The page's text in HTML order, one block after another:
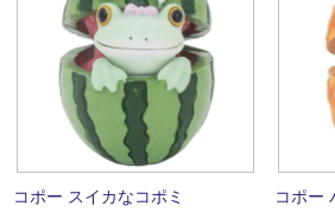
コポー スイカなコポミ
コポー